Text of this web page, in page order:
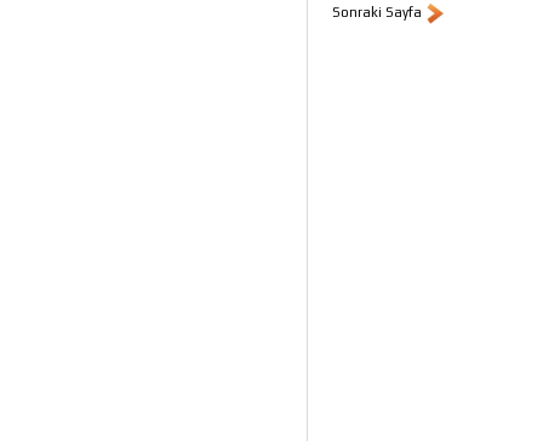
Sonraki Sayfa